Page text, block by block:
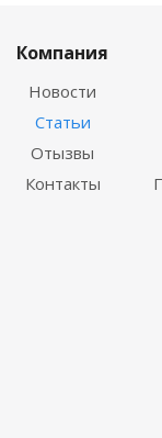
Компания
Новости
Статьи
Отызвы
Контакты